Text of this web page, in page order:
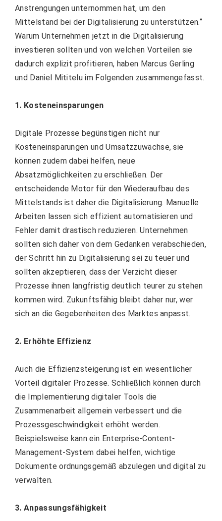
Anstrengungen unternommen hat, um den
Mittelstand bei der Digitalisierung zu unterstützen.“
Warum Unternehmen jetzt in die Digitalisierung
investieren sollten und von welchen Vorteilen sie
dadurch explizit profitieren, haben Marcus Gerling
und Daniel Mititelu im Folgenden zusammengefasst.
1. Kosteneinsparungen
Digitale Prozesse begünstigen nicht nur
Kosteneinsparungen und Umsatzzuwächse, sie
können zudem dabei helfen, neue
Absatzmöglichkeiten zu erschließen. Der
entscheidende Motor für den Wiederaufbau des
Mittelstands ist daher die Digitalisierung. Manuelle
Arbeiten lassen sich effizient automatisieren und
Fehler damit drastisch reduzieren. Unternehmen
sollten sich daher von dem Gedanken verabschieden,
der Schritt hin zu Digitalisierung sei zu teuer und
sollten akzeptieren, dass der Verzicht dieser
Prozesse ihnen langfristig deutlich teurer zu stehen
kommen wird. Zukunftsfähig bleibt daher nur, wer
sich an die Gegebenheiten des Marktes anpasst.
2. Erhöhte Effizienz
Auch die Effizienzsteigerung ist ein wesentlicher
Vorteil digitaler Prozesse. Schließlich können durch
die Implementierung digitaler Tools die
Zusammenarbeit allgemein verbessert und die
Prozessgeschwindigkeit erhöht werden.
Beispielsweise kann ein Enterprise-Content-
Management-System dabei helfen, wichtige
Dokumente ordnungsgemäß abzulegen und digital zu
verwalten.
3. Anpassungsfähigkeit